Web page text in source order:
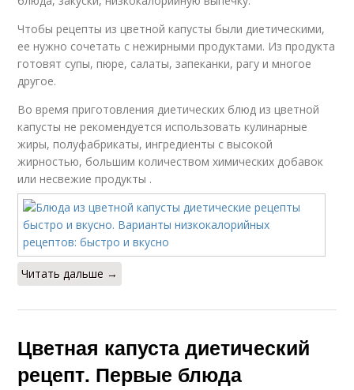
Чтобы рецепты из цветной капусты были диетическими,
ее нужно сочетать с нежирными продуктами. Из продукта
готовят супы, пюре, салаты, запеканки, рагу и многое
другое.
Во время приготовления диетических блюд из цветной
капусты не рекомендуется использовать кулинарные
жиры, полуфабрикаты, ингредиенты с высокой
жирностью, большим количеством химических добавок
или несвежие продукты .
Читать дальше →
Цветная капуста диетический
рецепт. Первые блюда